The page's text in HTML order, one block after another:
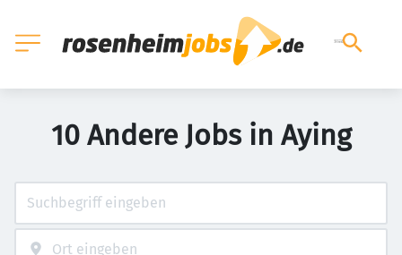
10 Andere Jobs in Aying